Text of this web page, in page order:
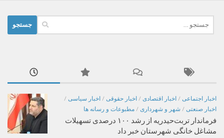
برای:
اخبار اجتماعی / اخبار اقتصادی / اخبار حقوقی / اخبار سیاسی /
اخبار صنعتی / شهر و شهرداری / مطبوعات و رسانه ها
فرماندار تربت‌حیدریه از رشد ۱۰۰ درصدی تسهیلات
مشاغل خانگی شهرستان خبر داد